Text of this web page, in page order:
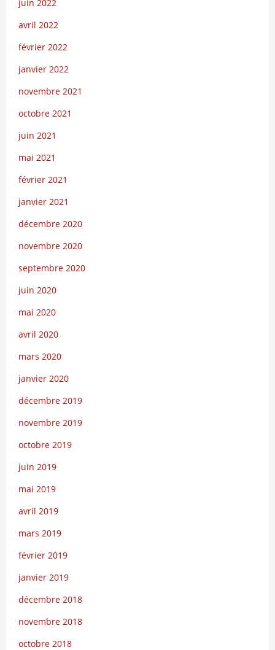
juin 2022
avril 2022
février 2022
janvier 2022
novembre 2021
octobre 2021
juin 2021
mai 2021
février 2021
janvier 2021
décembre 2020
novembre 2020
septembre 2020
juin 2020
mai 2020
avril 2020
mars 2020
janvier 2020
décembre 2019
novembre 2019
octobre 2019
juin 2019
mai 2019
avril 2019
mars 2019
février 2019
janvier 2019
décembre 2018
novembre 2018
octobre 2018